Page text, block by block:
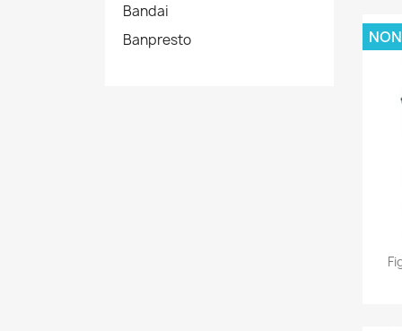
Bandai
Banpresto